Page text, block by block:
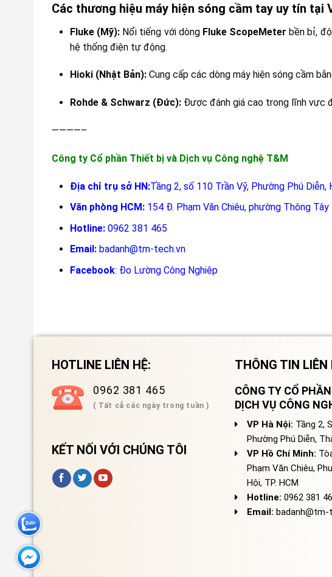
Các thương hiệu máy hiện sóng cầm tay uy tín tại
Fluke (Mỹ): Nổi tiếng với dòng Fluke ScopeMeter bền bỉ,
hệ thống điện tự động.
Hioki (Nhật Bản): Cung cấp các dòng máy hiện sóng cầm
Rohde & Schwarz (Đức): Được đánh giá cao trong lĩnh vực
————–
Công ty Cổ phần Thiết bị và Dịch vụ Công nghệ T&M
Địa chỉ trụ sở HN:Tầng 2, số 110 Trần Vỹ, Phường Phú Diễn,
Văn phòng HCM: 154 Đ. Phạm Văn Chiêu, phường Thông Tây
Hotline: 0962 381 465
Email: badanh@tm-tech.vn
Facebook: Đo Lường Công Nghiệp
HOTLINE LIÊN HỆ:
0962 381 465
( Tất cả các ngày trong tuần )
KẾT NỐI VỚI CHÚNG TÔI
THÔNG TIN LIÊN
CÔNG TY CỔ
DỊCH VỤ CÔNG
VP Hà Nội: Tầng 2,
Phường Phú Diễn,
VP Hồ Chí Minh:
Phạm Văn Chiêu,
Hội, TP. HCM
Hotline: 0962 381
Email: badanh@tm-